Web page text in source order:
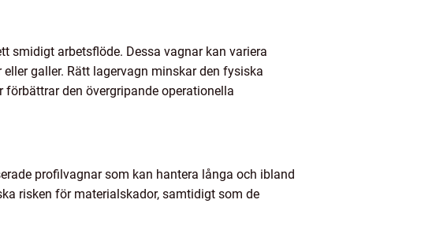
smidigt arbetsflöde. Dessa vagnar kan variera
galler. Rätt lagervagn minskar den fysiska
den övergripande operationella
profilvagnar som kan hantera långa och ibland
risken för materialskador, samtidigt som de